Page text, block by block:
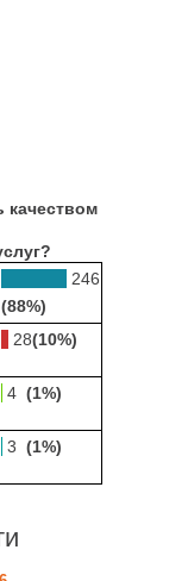
качеством
246
(88%)
28(10%)
4 (1%)
3 (1%)